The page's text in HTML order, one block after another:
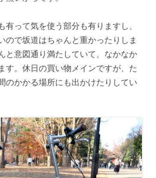
有って気を使う部分も有りますし、
ので坂道はちゃんと重かったりしま
と意図通り満たしていて、なかなか
す。休日の買い物メインですが、た
のかかる場所にも出かけたりしてい